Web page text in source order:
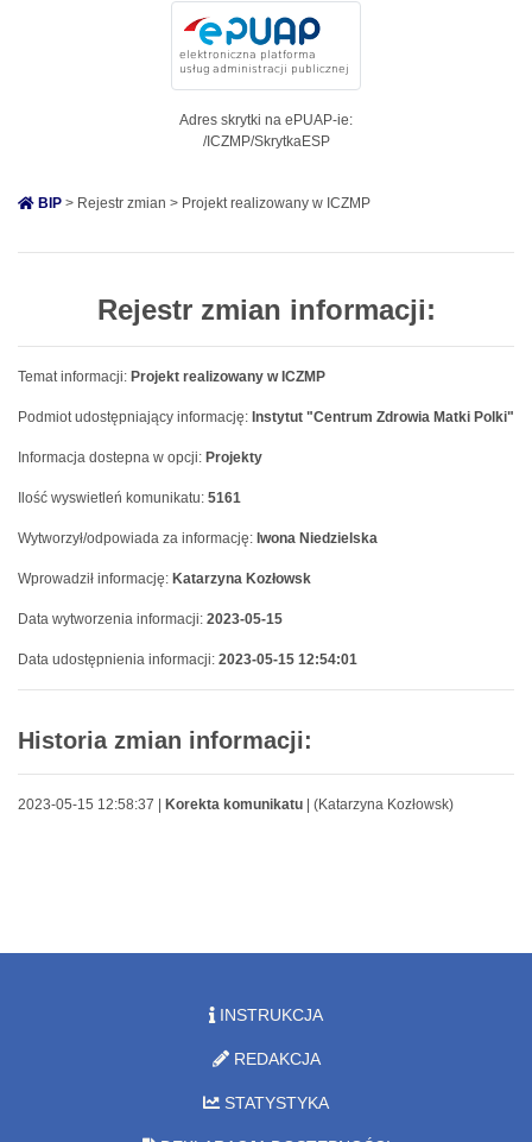
Adres skrytki na ePUAP-ie:
/ICZMP/SkrytkaESP
BIP > Rejestr zmian > Projekt realizowany w ICZMP
Rejestr zmian informacji:
Temat informacji: Projekt realizowany w ICZMP
Podmiot udostępniający informację: Instytut "Centrum Zdrowia Matki Polki"
Informacja dostepna w opcji: Projekty
Ilość wyswietleń komunikatu: 5161
Wytworzył/odpowiada za informację: Iwona Niedzielska
Wprowadził informację: Katarzyna Kozłowsk
Data wytworzenia informacji: 2023-05-15
Data udostępnienia informacji: 2023-05-15 12:54:01
Historia zmian informacji:
2023-05-15 12:58:37 | Korekta komunikatu | (Katarzyna Kozłowsk)
INSTRUKCJA
REDAKCJA
STATYSTYKA